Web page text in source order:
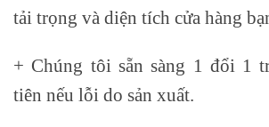
tải trọng và diện tích cửa hàng
+ Chúng tôi sẵn sàng 1 đổi 1
tiên nếu lỗi do sản xuất.